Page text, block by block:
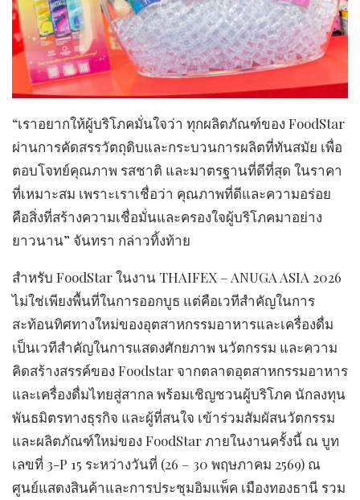
​“เราอยากให้ผู้บริโภคมั่นใจว่า ทุกผลิตภัณฑ์ของ FoodStar
ผ่านการคัดสรรวัตถุดิบและกระบวนการผลิตที่ทันสมัย เพื่อ
ตอบโจทย์คุณภาพ รสชาติ และมาตรฐานที่ดีที่สุด ในราคา
ที่เหมาะสม เพราะเราเชื่อว่า คุณภาพที่ดีและความอร่อย
คือสิ่งที่สร้างความเชื่อมั่นและครองใจผู้บริโภคมาอย่าง
ยาวนาน” จันทรา กล่าวทิ้งท้าย
​สำหรับ FoodStar ในงาน THAIFEX – ANUGA ASIA 2026
ไม่ใช่เพียงพื้นที่ในการออกบูธ แต่คือเวทีสำคัญในการ
สะท้อนทิศทางใหม่ของอุตสาหกรรมอาหารและเครื่องดื่ม
เป็นเวทีสำคัญในการแสดงศักยภาพ นวัตกรรม และความ
คิดสร้างสรรค์ของ Foodstar จากตลาดอุตสาหกรรมอาหาร
และเครื่องดื่มไทยสู่สากล พร้อมเชิญชวนผู้บริโภค นักลงทุน
พันธมิตรทางธุรกิจ และผู้ที่สนใจ เข้าร่วมสัมผัสนวัตกรรม
และผลิตภัณฑ์ใหม่ของ FoodStar ภายในงานครั้งนี้ ณ บูท
เลขที่ 3-P 15 ระหว่างวันที่ (26 – 30 พฤษภาคม 2569) ณ
ศูนย์แสดงสินค้าและการประชุมอิมแพ็ค เมืองทองธานี รวม